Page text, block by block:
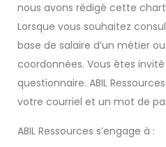
nous avons rédigé cette
Lorsque vous souhaitez
base de salaire d’un métier
coordonnées. Vous êtes
questionnaire. ABIL
votre courriel et un mot de
ABIL Ressources s’engage à :